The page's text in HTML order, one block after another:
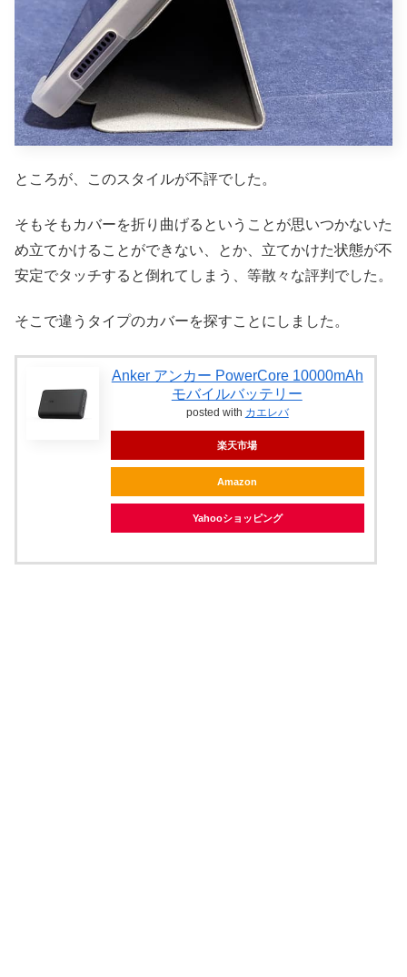
ところが、このスタイルが不評でした。
そもそもカバーを折り曲げるということが思いつかないた
め立てかけることができない、とか、立てかけた状態が不
安定でタッチすると倒れてしまう、等散々な評判でした。
そこで違うタイプのカバーを探すことにしました。
Anker アンカー PowerCore 10000mAh
モバイルバッテリー
posted with カエレバ
楽天市場
Amazon
Yahooショッピング